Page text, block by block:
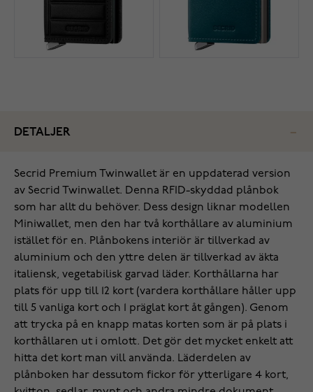
DETALJER
Secrid Premium Twinwallet är en uppdaterad version
av Secrid Twinwallet. Denna RFID-skyddad plånbok
som har allt du behöver. Dess design liknar modellen
Miniwallet, men den har två korthållare av aluminium
istället för en. Plånbokens interiör är tillverkad av
aluminium och den yttre delen är tillverkad av äkta
italiensk, vegetabilisk garvad läder. Korthållarna har
plats för upp till 12 kort (vardera korthållare håller upp
till 5 vanliga kort och 1 präglat kort åt gången). Genom
att trycka på en knapp matas korten som är på plats i
korthållaren ut i omlott. Det gör det mycket enkelt att
hitta det kort man vill använda. Läderdelen av
plånboken har dessutom fickor för ytterligare 4 kort,